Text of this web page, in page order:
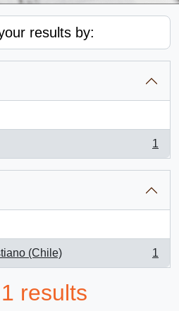
results by:
1
(Chile) 1
results